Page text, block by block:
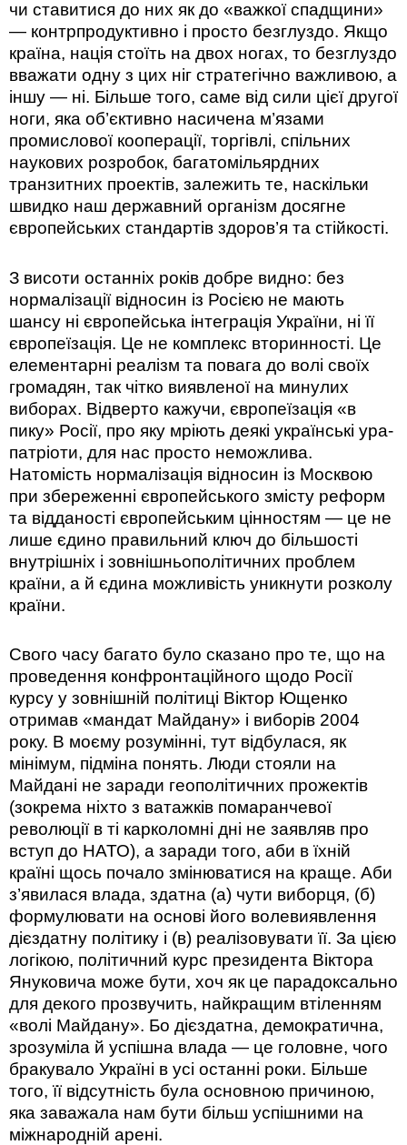
чи ставитися до них як до «важкої спадщини»
— контрпродуктивно і просто безглуздо. Якщо
країна, нація стоїть на двох ногах, то безглуздо
вважати одну з цих ніг стратегічно важливою, а
іншу — ні. Більше того, саме від сили цієї другої
ноги, яка об’єктивно насичена м’язами
промислової кооперації, торгівлі, спільних
наукових розробок, багатомільярдних
транзитних проектів, залежить те, наскільки
швидко наш державний організм досягне
європейських стандартів здоров’я та стійкості.
З висоти останніх років добре видно: без
нормалізації відносин із Росією не мають
шансу ні європейська інтеграція України, ні її
європеїзація. Це не комплекс вторинності. Це
елементарні реалізм та повага до волі своїх
громадян, так чітко виявленої на минулих
виборах. Відверто кажучи, європеїзація «в
пику» Росії, про яку мріють деякі українські ура-
патріоти, для нас просто неможлива.
Натомість нормалізація відносин із Москвою
при збереженні європейського змісту реформ
та відданості європейським цінностям — це не
лише єдино правильний ключ до більшості
внутрішніх і зовнішньополітичних проблем
країни, а й єдина можливість уникнути розколу
країни.
Свого часу багато було сказано про те, що на
проведення конфронтаційного щодо Росії
курсу у зовнішній політиці Віктор Ющенко
отримав «мандат Майдану» і виборів 2004
року. В моєму розумінні, тут відбулася, як
мінімум, підміна понять. Люди стояли на
Майдані не заради геополітичних прожектів
(зокрема ніхто з ватажків помаранчевої
революції в ті карколомні дні не заявляв про
вступ до НАТО), а заради того, аби в їхній
країні щось почало змінюватися на краще. Аби
з’явилася влада, здатна (а) чути виборця, (б)
формулювати на основі його волевиявлення
дієздатну політику і (в) реалізовувати її. За цією
логікою, політичний курс президента Віктора
Януковича може бути, хоч як це парадоксально
для декого прозвучить, найкращим втіленням
«волі Майдану». Бо дієздатна, демократична,
зрозуміла й успішна влада — це головне, чого
бракувало Україні в усі останні роки. Більше
того, її відсутність була основною причиною,
яка заважала нам бути більш успішними на
міжнародній арені.